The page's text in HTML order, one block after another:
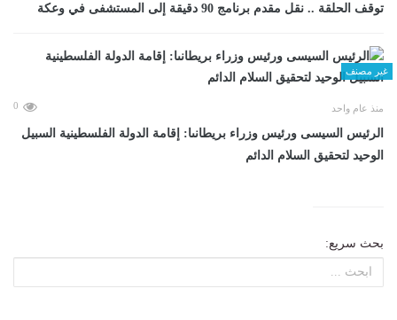
توقف الحلقة .. نقل مقدم برنامج 90 دقيقة إلى المستشفى في وعكة
غير مصنف
منذ عام واحد 0
الرئيس السيسى ورئيس وزراء بريطانىا: إقامة الدولة الفلسطينية السبيل
الوحيد لتحقيق السلام الدائم
بحث سريع: